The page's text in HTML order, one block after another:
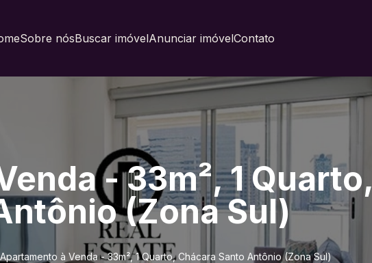
Sobre nósBuscar imóvelAnunciar imóvelContato
- 33m², 1 Quarto,
(Zona Sul)
Apartamento à Venda - 33m², 1 Quarto, Chácara Santo Antônio (Zona Sul)